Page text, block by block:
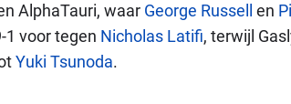
AlphaTauri, waar George Russell en
1 voor tegen Nicholas Latifi, terwijl
Yuki Tsunoda.